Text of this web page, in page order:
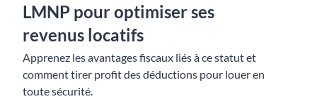
LMNP pour optimiser ses
revenus locatifs
Apprenez les avantages fiscaux liés à ce statut et
comment tirer profit des déductions pour louer en
toute sécurité.